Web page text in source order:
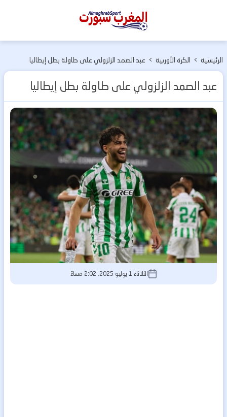
المغرب
الرئيسية > الكرة الأوربية > عبد الصمد الزلزولي على طاولة بطل إيطاليا
عبد الصمد الزلزولي على طاولة بطل إيطاليا
الثلاثاء 1 يوليو 2025, 2:02 مساءً